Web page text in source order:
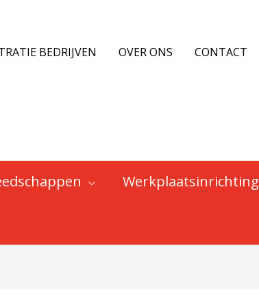
BEDRIJVEN OVER ONS CONTACT
Werkplaatsinrichting